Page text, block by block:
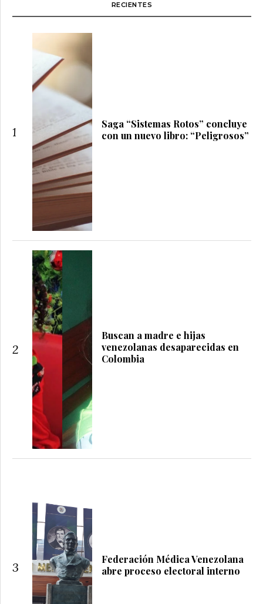
RECIENTES
1
Saga “Sistemas Rotos” concluye
con un nuevo libro: “Peligrosos”
2
Buscan a madre e hijas
venezolanas desaparecidas en
Colombia
3
Federación Médica Venezolana
abre proceso electoral interno